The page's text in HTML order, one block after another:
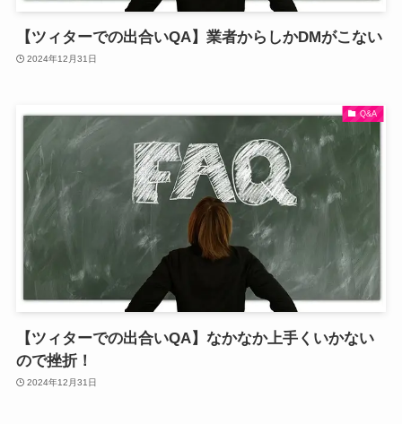
【ツィターでの出合いQA】業者からしかDMがこない
2024年12月31日
Q&A
【ツィターでの出合いQA】なかなか上手くいかない
ので挫折！
2024年12月31日